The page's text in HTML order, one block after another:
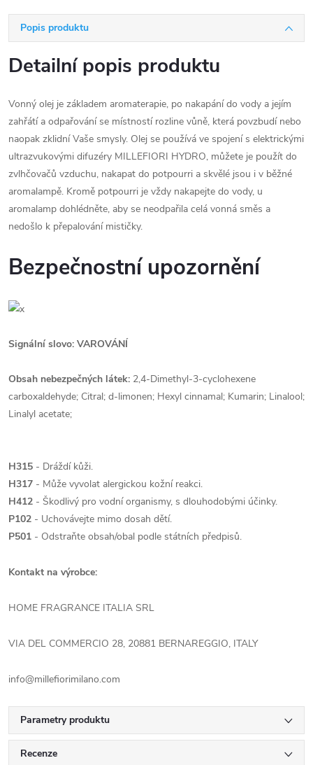
Popis produktu
Detailní popis produktu
Vonný olej je základem aromaterapie, po nakapání do vody a jejím
zahřátí a odpařování se místností rozline vůně, která povzbudí nebo
naopak zklidní Vaše smysly. Olej se používá ve spojení s elektrickými
ultrazvukovými difuzéry MILLEFIORI HYDRO, můžete je použít do
zvlhčovačů vzduchu, nakapat do potpourri a skvělé jsou i v běžné
aromalampě. Kromě potpourri je vždy nakapejte do vody, u
aromalamp dohlédněte, aby se neodpařila celá vonná směs a
nedošlo k přepalování mističky.
Bezpečnostní upozornění
Signální slovo: VAROVÁNÍ
Obsah nebezpečných látek: 2,4-Dimethyl-3-cyclohexene
carboxaldehyde; Citral; d-limonen; Hexyl cinnamal; Kumarin; Linalool;
Linalyl acetate;
H315 - Dráždí kůži.
H317 - Může vyvolat alergickou kožní reakci.
H412 - Škodlivý pro vodní organismy, s dlouhodobými účinky.
P102 - Uchovávejte mimo dosah dětí.
P501 - Odstraňte obsah/obal podle státních předpisů.
Kontakt na výrobce:
HOME FRAGRANCE ITALIA SRL
VIA DEL COMMERCIO 28, 20881 BERNAREGGIO, ITALY
info@millefiorimilano.com
Parametry produktu
Recenze